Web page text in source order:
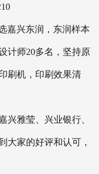
嘉兴东润，东润样本
计师20多名，坚持原
刷机，印刷效果清
兴雅莹、兴业银行、
大家的好评和认可，